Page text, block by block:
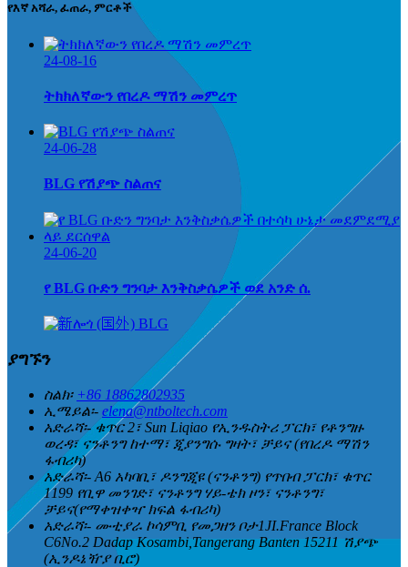
የእኛ አሻራ, ፈጠራ, ምርቶች
24-08-16
ትክክለኛውን የበረዶ ማሽን መምረጥ
24-06-28
BLG የሽያጭ ስልጠና
24-06-20
የ BLG ቡድን ግንባታ እንቅስቃሴዎች ወደ አንድ ሰ.
ያግኙን
ስልክ፡ +86 18862802935
ኢሜይል፡- elena@ntboltech.com
አድራሻ፡- ቁጥር 2፣ Sun Liqiao የኢንዱስትሪ ፓርክ፣ የቶንግዙ
ወረዳ፣ ናንቶንግ ከተማ፣ ጂያንግሱ ግዛት፣ ቻይና (የበረዶ ማሽን
ፋብሪካ)
አድራሻ፡- A6 አካባቢ፣ ዶንግጂዩ (ናንቶንግ) የጥበብ ፓርክ፣ ቁጥር
1199 የቢዋ መንገድ፣ ናንቶንግ ሃይ-ቴክ ዞን፣ ናንቶንግ፣
ቻይና(የማቀዝቀዣ ክፍል ፋብሪካ)
አድራሻ፡- ሙቲያራ ኮሳምቢ የመጋዘን ቦታ1JI.France Block
C6No.2 Dadap Kosambi,Tangerang Banten 15211 ሽያጭ
(ኢንዶኔዥያ ቢሮ)